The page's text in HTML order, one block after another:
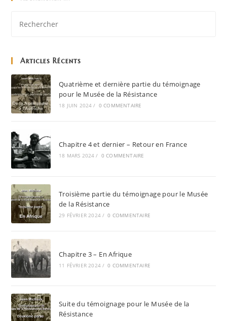
Articles Récents
Quatrième et dernière partie du témoignage
pour le Musée de la Résistance
18 JUIN 2024 / 0 COMMENTAIRE
Chapitre 4 et dernier – Retour en France
18 MARS 2024 / 0 COMMENTAIRE
Troisième partie du témoignage pour le Musée
de la Résistance
29 FÉVRIER 2024 / 0 COMMENTAIRE
Chapitre 3 – En Afrique
11 FÉVRIER 2024 / 0 COMMENTAIRE
Suite du témoignage pour le Musée de la
Résistance